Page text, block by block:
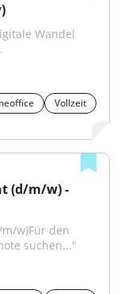
Wandel
Vollzeit
(d/m/w) -
w)Für den
suchen..."